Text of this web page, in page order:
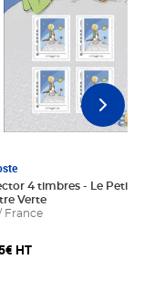
panier
4 timbres - Le Petit
Verte
France
HT